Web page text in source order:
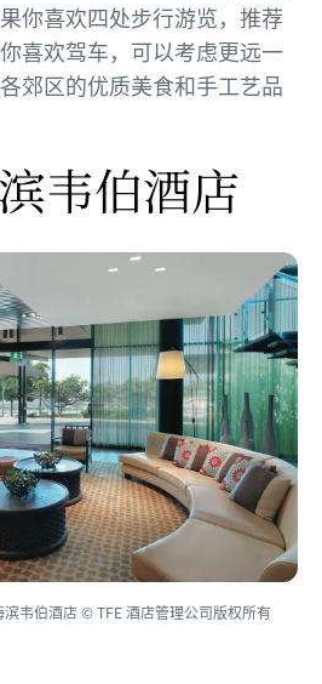
你喜欢四处步行游览，推荐
喜欢驾车，可以考虑更远一
郊区的优质美食和手工艺品
韦伯酒店
韦伯酒店 © TFE 酒店管理公司版权所有